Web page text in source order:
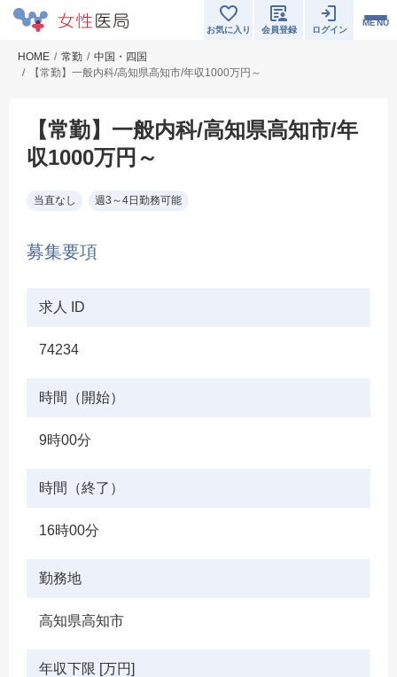
MENU
お気に入り 会員登録 ログイン
HOME 常勤
中国・四国
【常勤】一般内科/高知県高知市/年収1000万円～
【常勤】一般内科/高知県高知市/年
収1000万円～
当直なし 週3～4日勤務可能
募集要項
求人 ID
74234
時間（開始）
9時00分
時間（終了）
16時00分
勤務地
高知県高知市
年収下限 [万円]